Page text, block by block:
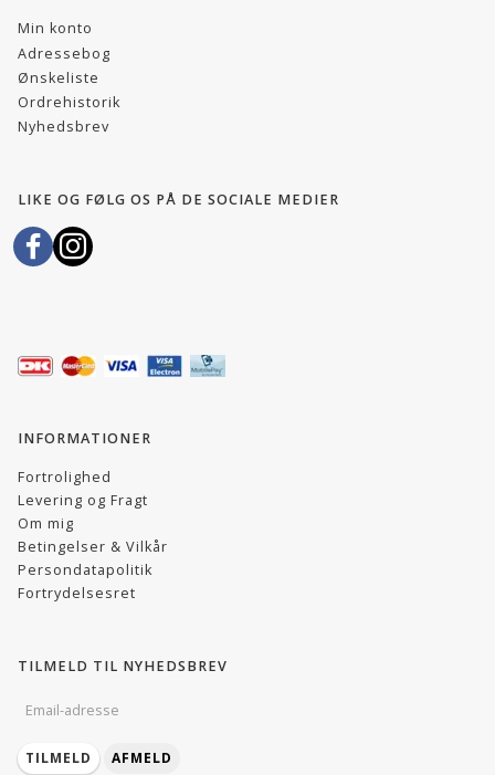
Min konto
Adressebog
Ønskeliste
Ordrehistorik
Nyhedsbrev
LIKE OG FØLG OS PÅ DE SOCIALE MEDIER
INFORMATIONER
Fortrolighed
Levering og Fragt
Om mig
Betingelser & Vilkår
Persondatapolitik
Fortrydelsesret
TILMELD TIL NYHEDSBREV
EMAIL-
ADRESSE
TILMELD
AFMELD